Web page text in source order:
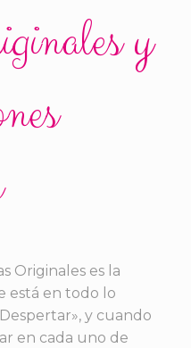
y
Originales es la
está en todo lo
y cuando
en cada uno de